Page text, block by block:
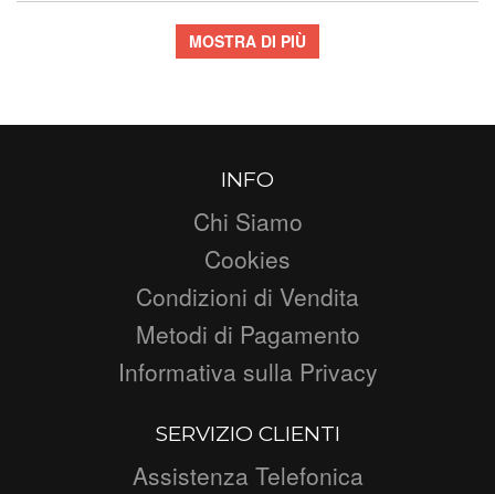
MOSTRA DI PIÙ
INFO
Chi Siamo
Cookies
Condizioni di Vendita
Metodi di Pagamento
Informativa sulla Privacy
SERVIZIO CLIENTI
Assistenza Telefonica